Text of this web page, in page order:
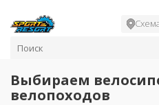
Выбираем
велопоходов